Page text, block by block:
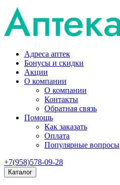
Адреса аптек
Бонусы и скидки
Акции
О компании
О компании
Контакты
Обратная связь
Помощь
Как заказать
Оплата
Популярные вопросы
+7(958)578-09-28
Каталог